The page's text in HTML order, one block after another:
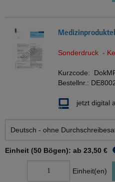
Sonderdruck -
Kurzcode:
Bestellnr.:
jetzt digital
Einheit (50 Bögen): ab 23,50 €
Einheit(en)